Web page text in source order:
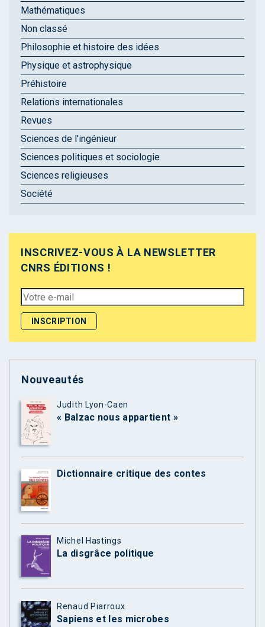
Mathématiques
Non classé
Philosophie et histoire des idées
Physique et astrophysique
Préhistoire
Relations internationales
Revues
Sciences de l'ingénieur
Sciences politiques et sociologie
Sciences religieuses
Société
INSCRIVEZ-VOUS À LA NEWSLETTER
CNRS ÉDITIONS !
Nouveautés
Judith Lyon-Caen
« Balzac nous appartient »
Dictionnaire critique des contes
Michel Hastings
La disgrâce politique
Renaud Piarroux
Sapiens et les microbes